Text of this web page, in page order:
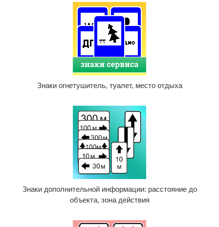
Знаки огнетушитель, туалет, место отдыха
Знаки дополнительной информации: расстояние до
объекта, зона действия